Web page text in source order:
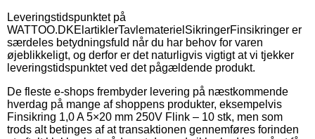
Leveringstidspunktet på
WATTOO.DKElartiklerTavlematerielSikringerFinsikringer er
særdeles betydningsfuld når du har behov for varen
øjeblikkeligt, og derfor er det naturligvis vigtigt at vi tjekker
leveringstidspunktet ved det pågældende produkt.
De fleste e-shops frembyder levering på næstkommende
hverdag på mange af shoppens produkter, eksempelvis
Finsikring 1,0 A 5×20 mm 250V Flink – 10 stk, men som
trods alt betinges af at transaktionen gennemføres forinden